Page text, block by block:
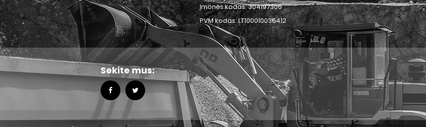
Įmonės kodas: 304197306
PVM kodas: LT100010036412
Sekite mus: